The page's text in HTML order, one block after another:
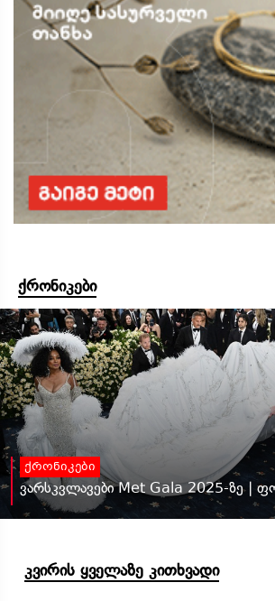
ქრონიკები
ქრონიკები
ვარსკვლავები Met Gala 2025-ზე |
კვირის ყველაზე კითხვადი